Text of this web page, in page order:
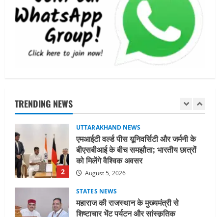
TRENDING NEWS
August 2, 2026
1
UTTARAKHAND NEWS
मिस उत्तराखंड 2026 के सब-कॉन्टेस्ट ‘मिस
ब्यूटीफुल आइज़’ एवं ‘मिस ब्यूटीफुल हेयर’ का
आयोजन
August 5, 2026
STATES NEWS
महाराज की राजस्थान के मुख्यमंत्री से
शिष्टाचार भेंट पर्यटन और सांस्कृतिक
गतिविधियों के विस्तार पर हुई चर्चा
UTTARAKHAND NEWS